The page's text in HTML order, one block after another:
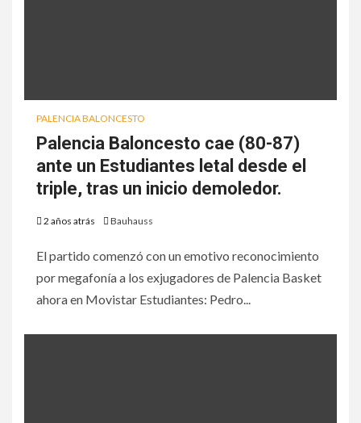
PALENCIA BALONCESTO
Palencia Baloncesto cae (80-87)
ante un Estudiantes letal desde el
triple, tras un inicio demoledor.
2 años atrás Bauhauss
El partido comenzó con un emotivo reconocimiento
por megafonía a los exjugadores de Palencia Basket
ahora en Movistar Estudiantes: Pedro...